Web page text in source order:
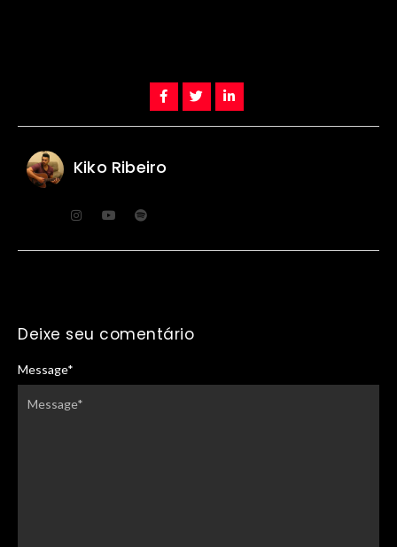
Kiko Ribeiro
Deixe seu comentário
Message*